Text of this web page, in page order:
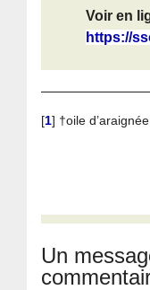
Voir en
https://
[1] †oile d’araignée
Un